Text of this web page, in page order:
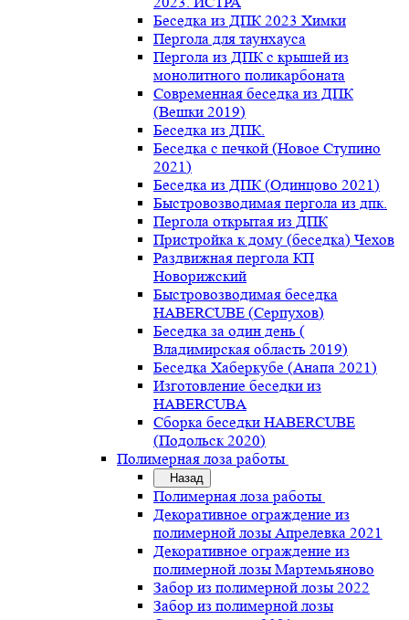
Беседка из ДПК 2023 Химки
Пергола для таунхауса
Пергола из ДПК с крышей из
монолитного поликарбоната
Современная беседка из ДПК
(Вешки 2019)
Беседка из ДПК.
Беседка с печкой (Новое Ступино
2021)
Беседка из ДПК (Одинцово 2021)
Быстровозводимая пергола из дпк.
Пергола открытая из ДПК
Пристройка к дому (беседка) Чехов
Раздвижная пергола КП
Новорижский
Быстровозводимая беседка
HABERCUBE (Серпухов)
Беседка за один день (
Владимирская область 2019)
Беседка Хаберкубе (Анапа 2021)
Изготовление беседки из
HABERCUBA
Сборка беседки HABERCUBE
(Подольск 2020)
Полимерная лоза работы
Назад
Полимерная лоза работы
Декоративное ограждение из
полимерной лозы Апрелевка 2021
Декоративное ограждение из
полимерной лозы Мартемьяново
Забор из полимерной лозы 2022
Забор из полимерной лозы